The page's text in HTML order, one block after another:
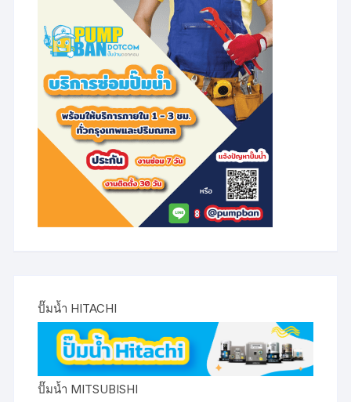
ปั๊มน้ำ HITACHI
ปั๊มน้ำ MITSUBISHI